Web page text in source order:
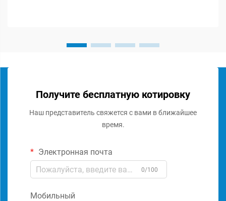
Получите бесплатную котировку
Наш представитель свяжется с вами в ближайшее
время.
Электронная почта
0/100
Мобильный